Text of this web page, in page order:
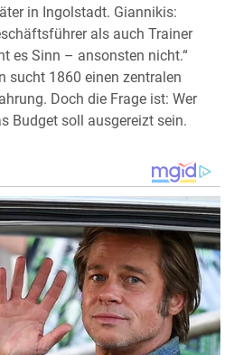
in Ingolstadt. Giannikis:
als auch Trainer
es Sinn – ansonsten nicht.“
sucht 1860 einen zentralen
Doch die Frage ist: Wer
Budget soll ausgereizt sein.